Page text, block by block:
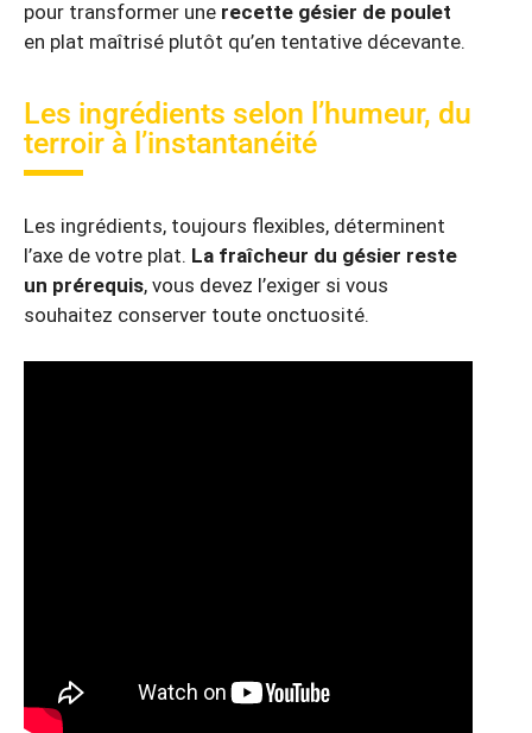
pour transformer une recette gésier de poulet
en plat maîtrisé plutôt qu’en tentative décevante.
Les ingrédients selon l’humeur, du
terroir à l’instantanéité
Les ingrédients, toujours flexibles, déterminent
l’axe de votre plat. La fraîcheur du gésier reste
un prérequis, vous devez l’exiger si vous
souhaitez conserver toute onctuosité.